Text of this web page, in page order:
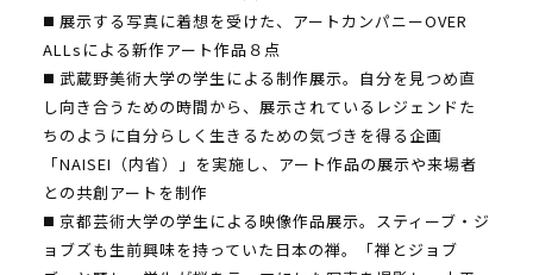
◼️ 展示する写真に着想を受けた、アートカンパニーOVER
ALLsによる新作アート作品８点
◼️ 武蔵野美術大学の学生による制作展示。自分を見つめ直
し向き合うための時間から、展示されているレジェンドた
ちのように自分らしく生きるための気づきを得る企画
「NAISEI（内省）」を実施し、アート作品の展示や来場者
との共創アートを制作
◼️ 京都芸術大学の学生による映像作品展示。スティーブ・ジ
ョブズも生前興味を持っていた日本の禅。「禅とジョブ